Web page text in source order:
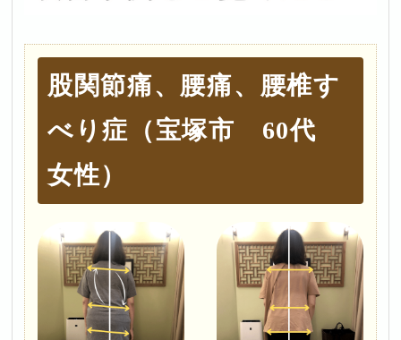
股関節痛、腰痛、腰椎す
べり症（宝塚市 60代
女性）